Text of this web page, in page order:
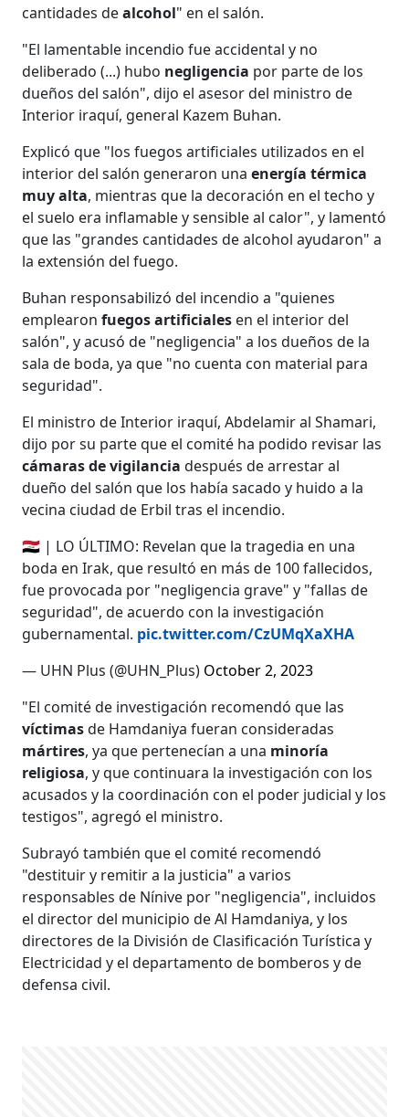
cantidades dealcohol" en el salón.
"El lamentable incendio fue accidental y no
deliberado (...) hubo negligencia por parte de los
dueños del salón", dijo el asesor del ministro de
Interior iraquí, general Kazem Buhan.
Explicó que "los fuegos artificiales utilizados en el
interior del salón generaron unaenergía térmica
muy alta, mientras que la decoración en el techo y
el suelo era inflamable y sensible al calor", y lamentó
que las "grandes cantidades de alcohol ayudaron" a
la extensión del fuego.
Buhan responsabilizó del incendio a "quienes
emplearon fuegos artificiales en el interior del
salón", y acusó de "negligencia" a los dueños de la
sala de boda, ya que "no cuenta con material para
seguridad".
El ministro de Interior iraquí, Abdelamir al Shamari,
dijo por su parte que el comité ha podido revisar las
cámaras de vigilancia después de arrestar al
dueño del salón que los había sacado y huido a la
vecina ciudad de Erbil tras el incendio.
🇮🇶 | LO ÚLTIMO: Revelan que la tragedia en una
boda en Irak, que resultó en más de 100 fallecidos,
fue provocada por "negligencia grave" y "fallas de
seguridad", de acuerdo con la investigación
gubernamental. pic.twitter.com/CzUMqXaXHA
— UHN Plus (@UHN_Plus) October 2, 2023
"El comité de investigación recomendó que las
víctimasde Hamdaniya fueran consideradas
mártires, ya que pertenecían a una minoría
religiosa, y que continuara la investigación con los
acusados ​​y la coordinación con el poder judicial y los
testigos", agregó el ministro.
Subrayó también que el comité recomendó
"destituir y remitir a la justicia" a varios
responsables de Nínive por "negligencia", incluidos
el director del municipio de Al Hamdaniya, y los
directores de la División de Clasificación Turística y
Electricidad y el departamento de bomberos y de
defensa civil.